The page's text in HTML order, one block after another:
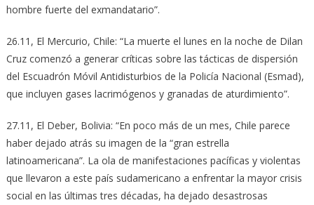
hombre fuerte del exmandatario”.
26.11, El Mercurio, Chile: “La muerte el lunes en la noche de Dilan
Cruz comenzó a generar críticas sobre las tácticas de dispersión
del Escuadrón Móvil Antidisturbios de la Policía Nacional (Esmad),
que incluyen gases lacrimógenos y granadas de aturdimiento”.
27.11, El Deber, Bolivia: “En poco más de un mes, Chile parece
haber dejado atrás su imagen de la “gran estrella
latinoamericana”. La ola de manifestaciones pacíficas y violentas
que llevaron a este país sudamericano a enfrentar la mayor crisis
social en las últimas tres décadas, ha dejado desastrosas